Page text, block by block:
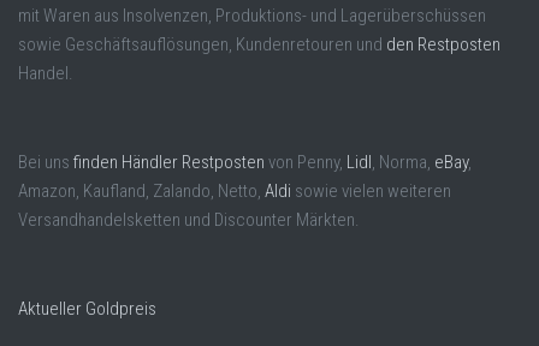
mit Waren aus Insolvenzen, Produktions- und Lagerüberschüssen
sowie Geschäftsauflösungen, Kundenretouren und den Restposten
Handel.
Bei uns finden Händler Restposten von Penny, Lidl , Norma, eBay,
Amazon, Kaufland, Zalando, Netto, Aldi sowie vielen weiteren
Versandhandelsketten und Discounter Märkten.
Aktueller Goldpreis